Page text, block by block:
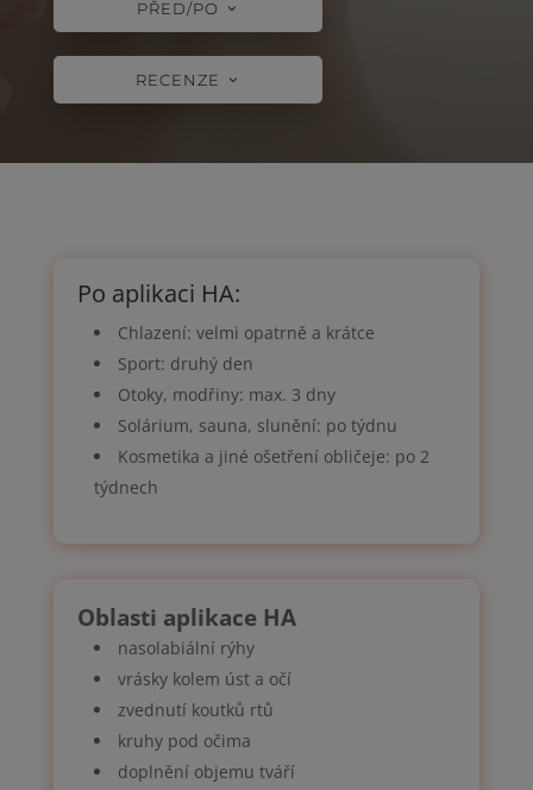
PŘED/PO
RECENZE
Po aplikaci HA:
Chlazení: velmi opatrně a krátce
Sport: druhý den
Otoky, modřiny: max. 3 dny
Solárium, sauna, slunění: po týdnu
Kosmetika a jiné ošetření obličeje: po 2
týdnech
Oblasti aplikace HA
nasolabiální rýhy
vrásky kolem úst a očí
zvednutí koutků rtů
kruhy pod očima
doplnění objemu tváří